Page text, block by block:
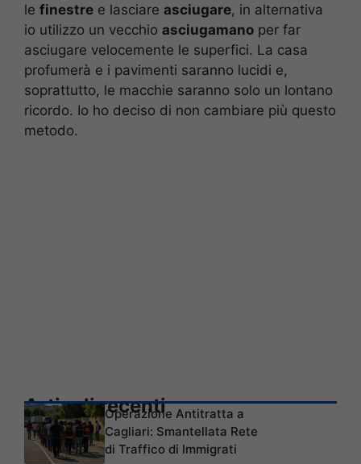
le finestre e lasciare asciugare, in alternativa
io utilizzo un vecchio asciugamano per far
asciugare velocemente le superfici. La casa
profumerà e i pavimenti saranno lucidi e,
soprattutto, le macchie saranno solo un lontano
ricordo. Io ho deciso di non cambiare più questo
metodo.
Articoli recentiOperazione Antitratta a
Cagliari: Smantellata Rete
di Traffico di Immigrati